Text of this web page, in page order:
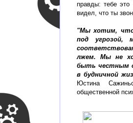
правды: тебе
видел, что ты
"Мы хотим,
под угрозой,
лжем. Мы не
быть честным
в будничной
Юстина
общественной